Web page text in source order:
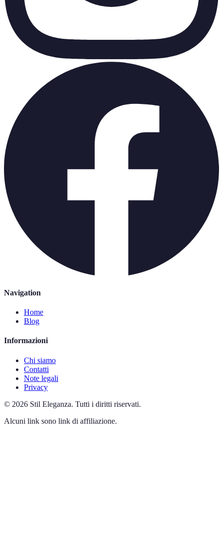
Navigation
Home
Blog
Informazioni
Chi siamo
Contatti
Note legali
Privacy
© 2026 Stil Eleganza. Tutti i diritti riservati.
Alcuni link sono link di affiliazione.